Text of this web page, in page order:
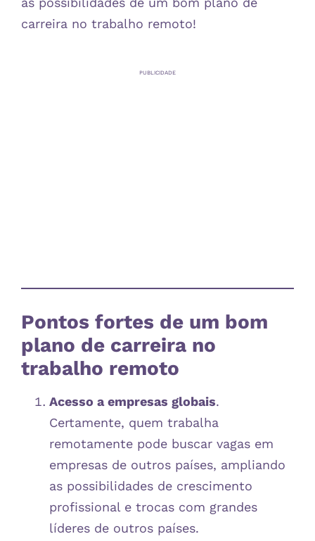
carreira no trabalho remoto!
PUBLICIDADE
Pontos fortes de um bom
plano de carreira no
trabalho remoto
Acesso a empresas globais.
Certamente, quem trabalha
remotamente pode buscar vagas em
empresas de outros países, ampliando
as possibilidades de crescimento
profissional e trocas com grandes
líderes de outros países.